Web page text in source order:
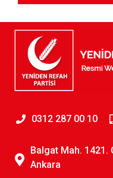
0312 287 00 10
Balgat Mah. 1421.
Ankara